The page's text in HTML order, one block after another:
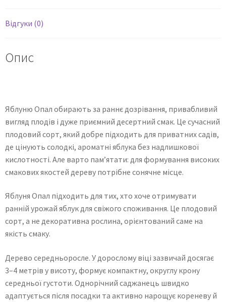
Відгуки (0)
Опис
Яблуню Опал обирають за раннє дозрівання, привабливий
вигляд плодів і дуже приємний десертний смак. Це сучасний
плодовий сорт, який добре підходить для приватних садів,
де цінують солодкі, ароматні яблука без надлишкової
кислотності. Але варто пам’ятати: для формування високих
смакових якостей дереву потрібне сонячне місце.
Яблуня Опал підходить для тих, хто хоче отримувати
ранній урожай яблук для свіжого споживання. Це плодовий
сорт, а не декоративна рослина, орієнтований саме на
якість смаку.
Дерево середньоросле. У дорослому віці зазвичай досягає
3–4 метрів у висоту, формує компактну, округлу крону
середньої густоти. Однорічний саджанець швидко
адаптується після посадки та активно нарощує кореневу й